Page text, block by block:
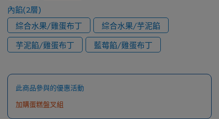
內餡(2層)
綜合水果/雞蛋布丁
綜合水果/芋泥餡
芋泥餡/雞蛋布丁
藍莓餡/雞蛋布丁
此商品參與的優惠活動
加購蛋糕盤叉組